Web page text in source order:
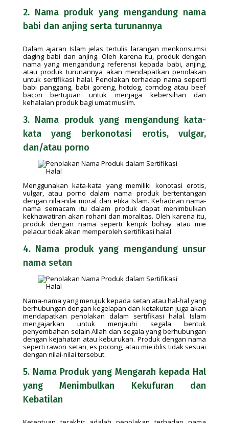
2. Nama produk yang mengandung nama
babi dan anjing serta turunannya
Dalam ajaran Islam jelas tertulis larangan menkonsumsi
daging babi dan anjing. Oleh karena itu, produk dengan
nama yang mengandung referensi kepada babi, anjing,
atau produk turunannya akan mendapatkan penolakan
untuk sertifikasi halal. Penolakan terhadap nama seperti
babi panggang, babi goreng, hotdog, corndog atau beef
bacon bertujuan untuk menjaga kebersihan dan
kehalalan produk bagi umat muslim.
3. Nama produk yang mengandung kata-
kata yang berkonotasi erotis, vulgar,
dan/atau porno
Menggunakan kata-kata yang memiliki konotasi erotis,
vulgar, atau porno dalam nama produk bertentangan
dengan nilai-nilai moral dan etika Islam. Kehadiran nama-
nama semacam itu dalam produk dapat menimbulkan
kekhawatiran akan rohani dan moralitas. Oleh karena itu,
produk dengan nama seperti keripik bohay atau mie
pelacur tidak akan memperoleh sertifikasi halal.
4. Nama produk yang mengandung unsur
nama setan
Nama-nama yang merujuk kepada setan atau hal-hal yang
berhubungan dengan kegelapan dan ketakutan juga akan
mendapatkan penolakan dalam sertifikasi halal. Islam
mengajarkan untuk menjauhi segala bentuk
penyembahan selain Allah dan segala yang berhubungan
dengan kejahatan atau keburukan. Produk dengan nama
seperti rawon setan, es pocong, atau mie iblis tidak sesuai
dengan nilai-nilai tersebut.
5. Nama Produk yang Mengarah kepada Hal
yang Menimbulkan Kekufuran dan
Kebatilan